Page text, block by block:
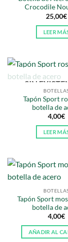
Crocodile
25,00€
LEER
SIN
Tapón Sport
botella de
4,00€
LEER
Tapón Sport
botella de
4,00€
AÑADIR AL